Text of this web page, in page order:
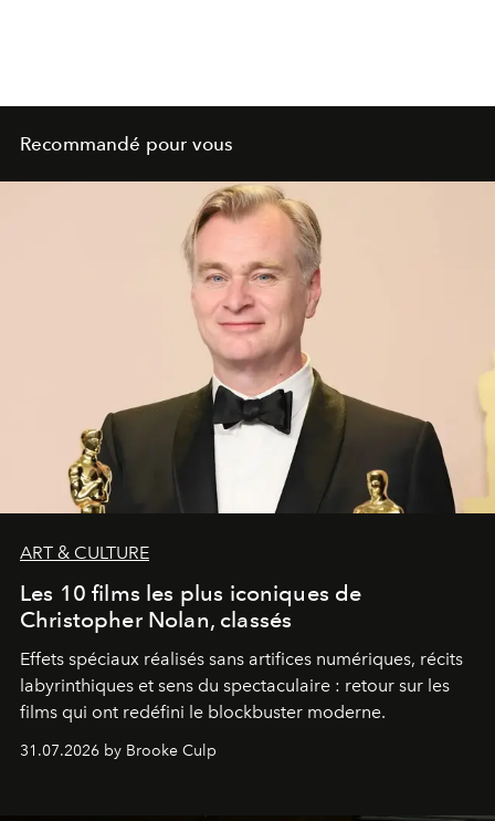
Recommandé pour vous
ART & CULTURE
Les 10 films les plus iconiques de
Christopher Nolan, classés
Effets spéciaux réalisés sans artifices numériques, récits
labyrinthiques et sens du spectaculaire : retour sur les
films qui ont redéfini le blockbuster moderne.
31.07.2026 by Brooke Culp